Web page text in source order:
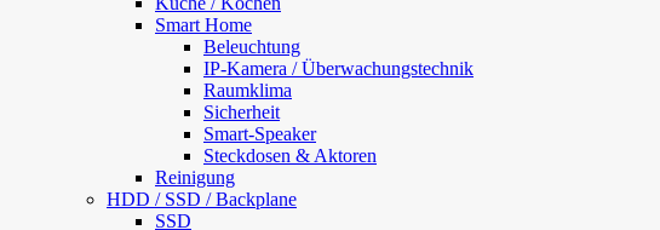
Smart Home
Beleuchtung
IP-Kamera / Überwachungstechnik
Raumklima
Sicherheit
Smart-Speaker
Steckdosen & Aktoren
Reinigung
HDD / SSD / Backplane
SSD